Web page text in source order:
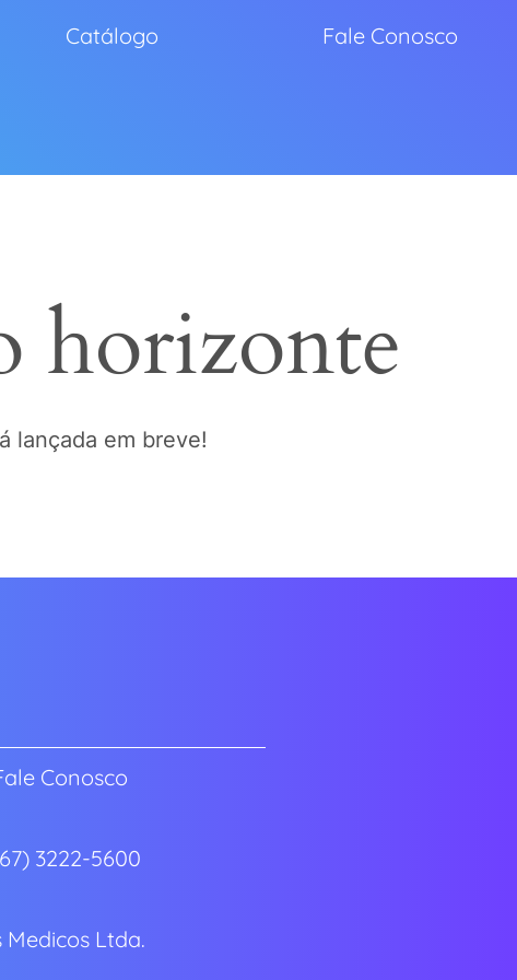
Catálogo Fale Conosco
horizonte
lançada em breve!
Conosco
3222-5600
Ltda.